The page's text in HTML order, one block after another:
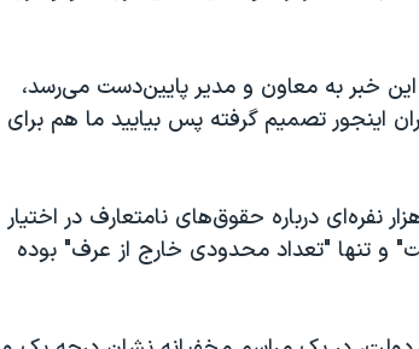
خبر به معاون و مدیر پایین‌دست می‌رسد،
اینجور تصمیم گرفته پس بیایید ما هم برای
درباره حقوق‌های نامتعارف در اختیار
و تنها "تعداد محدودی خارج از عرف" بوده